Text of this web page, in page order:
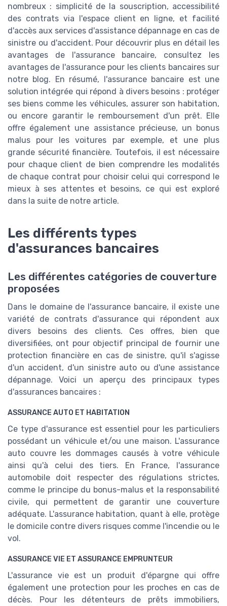
nombreux : simplicité de la souscription, accessibilité
des contrats via l'espace client en ligne, et facilité
d'accès aux services d'assistance dépannage en cas de
sinistre ou d'accident. Pour découvrir plus en détail les
avantages de l'assurance bancaire, consultez les
avantages de l'assurance pour les clients bancaires sur
notre blog. En résumé, l'assurance bancaire est une
solution intégrée qui répond à divers besoins : protéger
ses biens comme les véhicules, assurer son habitation,
ou encore garantir le remboursement d'un prêt. Elle
offre également une assistance précieuse, un bonus
malus pour les voitures par exemple, et une plus
grande sécurité financière. Toutefois, il est nécessaire
pour chaque client de bien comprendre les modalités
de chaque contrat pour choisir celui qui correspond le
mieux à ses attentes et besoins, ce qui est exploré
dans la suite de notre article.
Les différents types
d'assurances bancaires
Les différentes catégories de couverture
proposées
Dans le domaine de l'assurance bancaire, il existe une
variété de contrats d'assurance qui répondent aux
divers besoins des clients. Ces offres, bien que
diversifiées, ont pour objectif principal de fournir une
protection financière en cas de sinistre, qu'il s'agisse
d'un accident, d'un sinistre auto ou d'une assistance
dépannage. Voici un aperçu des principaux types
d'assurances bancaires :
ASSURANCE AUTO ET HABITATION
Ce type d'assurance est essentiel pour les particuliers
possédant un véhicule et/ou une maison. L'assurance
auto couvre les dommages causés à votre véhicule
ainsi qu'à celui des tiers. En France, l'assurance
automobile doit respecter des régulations strictes,
comme le principe du bonus-malus et la responsabilité
civile, qui permettent de garantir une couverture
adéquate. L'assurance habitation, quant à elle, protège
le domicile contre divers risques comme l'incendie ou le
vol.
ASSURANCE VIE ET ASSURANCE EMPRUNTEUR
L'assurance vie est un produit d'épargne qui offre
également une protection pour les proches en cas de
décès. Pour les détenteurs de prêts immobiliers,